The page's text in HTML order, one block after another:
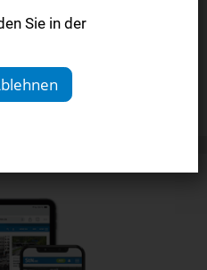
Paper-App
Sie in der